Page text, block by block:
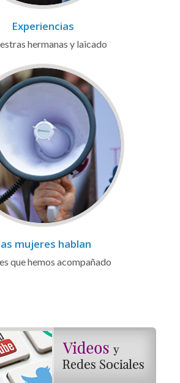
Experiencias
hermanas y laicado
mujeres hablan
que hemos acompañado